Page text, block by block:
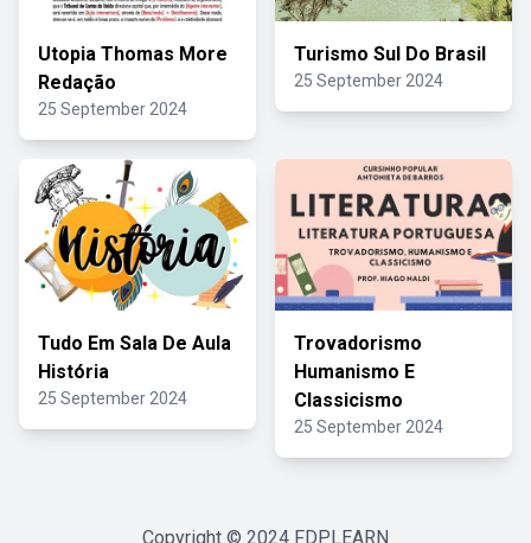
Utopia Thomas More
Redação
25 September 2024
Turismo Sul Do Brasil
25 September 2024
Tudo Em Sala De Aula
História
25 September 2024
Trovadorismo
Humanismo E
Classicismo
25 September 2024
Copyright © 2024 FDPLEARN